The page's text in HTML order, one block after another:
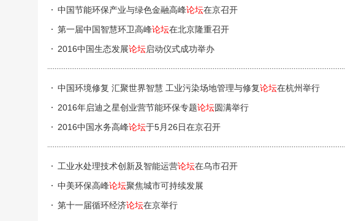
中国节能环保产业与绿色金融高峰论坛在京召开
第一届中国智慧环卫高峰论坛在北京隆重召开
2016中国生态发展论坛启动仪式成功举办
中国环境修复 汇聚世界智慧 工业污染场地管理与修复论坛在杭州举行
2016年启迪之星创业营节能环保专题论坛圆满举行
2016中国水务高峰论坛于5月26日在京召开
工业水处理技术创新及智能运营论坛在乌市召开
中美环保高峰论坛聚焦城市可持续发展
第十一届循环经济论坛在京举行